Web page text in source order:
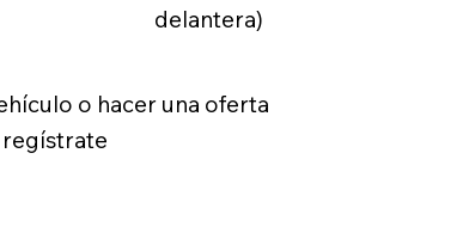
delantera)
o hacer una oferta
regístrate